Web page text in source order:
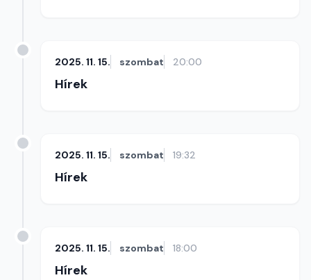
2025. 11. 15. szombat 20:00
Hírek
2025. 11. 15. szombat 19:32
Hírek
2025. 11. 15. szombat 18:00
Hírek